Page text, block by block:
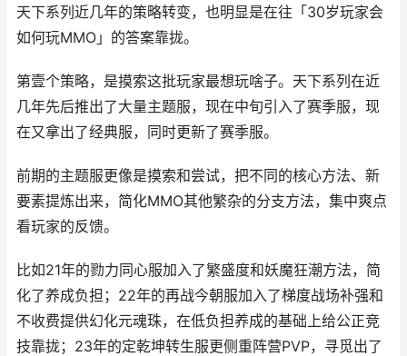
天下系列近几年的策略转变，也明显是在往「30岁玩家会
如何玩MMO」的答案靠拢。
第壹个策略，是摸索这批玩家最想玩啥子。天下系列在近
几年先后推出了大量主题服，现在中旬引入了赛季服，现
在又拿出了经典服，同时更新了赛季服。
前期的主题服更像是摸索和尝试，把不同的核心方法、新
要素提炼出来，简化MMO其他繁杂的分支方法，集中爽点
看玩家的反馈。
比如21年的勠力同心服加入了繁盛度和妖魔狂潮方法，简
化了养成负担；22年的再战今朝服加入了梯度战场补强和
不收费提供幻化元魂珠，在低负担养成的基础上给公正竞
技靠拢；23年的定乾坤转生服更侧重阵营PVP，寻觅出了